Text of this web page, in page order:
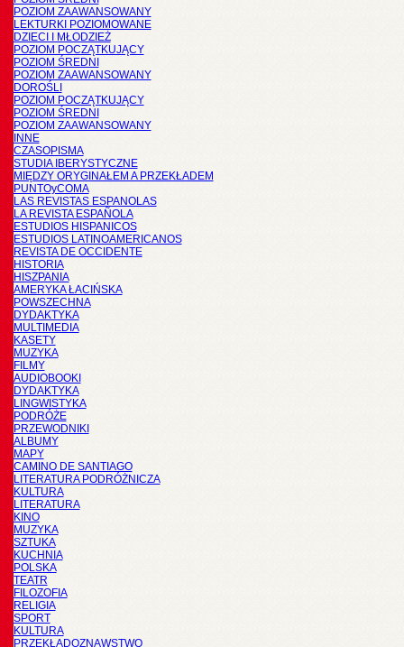
POZIOM ZAAWANSOWANY
LEKTURKI POZIOMOWANE
DZIECI I MŁODZIEŻ
POZIOM POCZĄTKUJĄCY
POZIOM ŚREDNI
POZIOM ZAAWANSOWANY
DOROŚLI
POZIOM POCZĄTKUJĄCY
POZIOM ŚREDNI
POZIOM ZAAWANSOWANY
INNE
CZASOPISMA
STUDIA IBERYSTYCZNE
MIĘDZY ORYGINAŁEM A PRZEKŁADEM
PUNTOyCOMA
LAS REVISTAS ESPANOLAS
LA REVISTA ESPAÑOLA
ESTUDIOS HISPANICOS
ESTUDIOS LATINOAMERICANOS
REVISTA DE OCCIDENTE
HISTORIA
HISZPANIA
AMERYKA ŁACIŃSKA
POWSZECHNA
DYDAKTYKA
MULTIMEDIA
KASETY
MUZYKA
FILMY
AUDIOBOOKI
DYDAKTYKA
LINGWISTYKA
PODRÓŻE
PRZEWODNIKI
ALBUMY
MAPY
CAMINO DE SANTIAGO
LITERATURA PODRÓŻNICZA
KULTURA
LITERATURA
KINO
MUZYKA
SZTUKA
KUCHNIA
POLSKA
TEATR
FILOZOFIA
RELIGIA
SPORT
KULTURA
PRZEKŁADOZNAWSTWO